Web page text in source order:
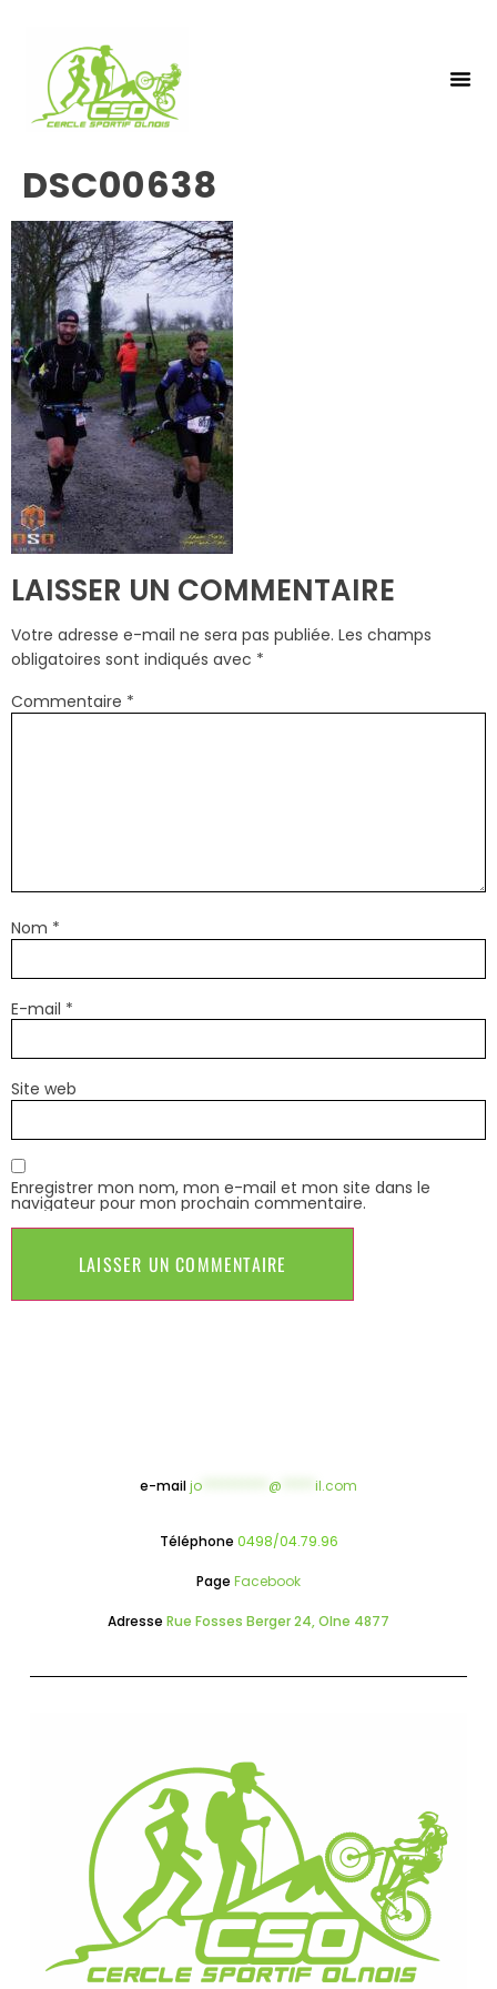
DSC00638
LAISSER UN COMMENTAIRE
Votre adresse e-mail ne sera pas publiée. Les champs
obligatoires sont indiqués avec *
Commentaire *
Nom *
E-mail *
Site web
Enregistrer mon nom, mon e-mail et mon site dans le
navigateur pour mon prochain commentaire.
e-mailjo @ il.com
Téléphone 0498/04.79.96
Page Facebook
Adresse Rue Fosses Berger 24, Olne 4877